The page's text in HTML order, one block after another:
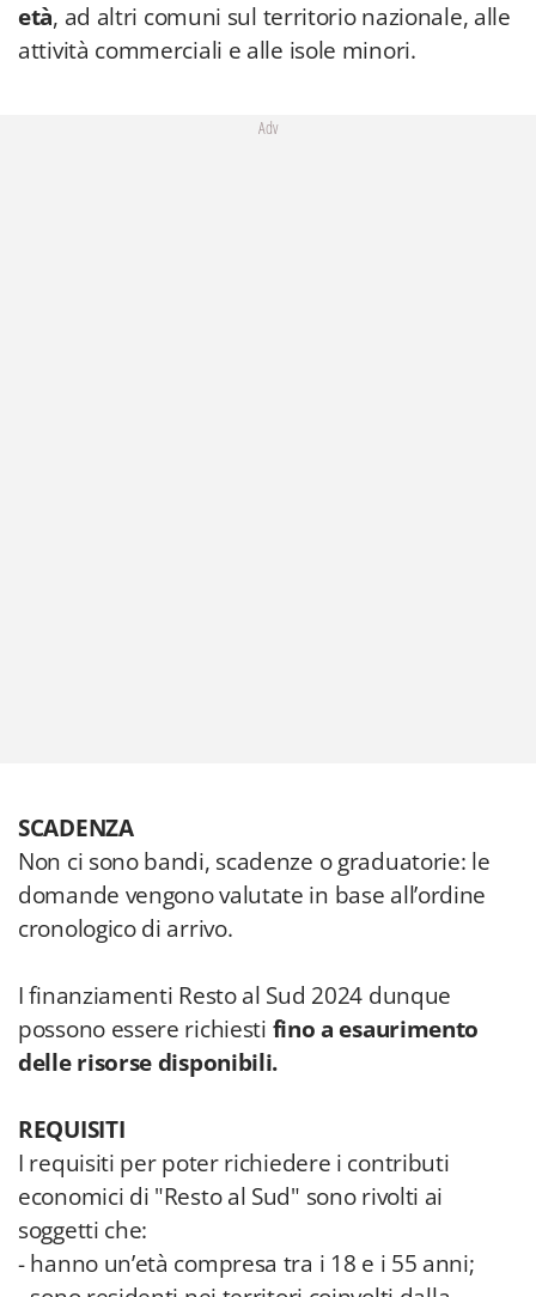
età, ad altri comuni sul territorio nazionale, alle
attività commerciali e alle isole minori.
Adv
SCADENZA
Non ci sono bandi, scadenze o graduatorie: le
domande vengono valutate in base all’ordine
cronologico di arrivo.
I finanziamenti Resto al Sud 2024 dunque
possono essere richiesti fino a esaurimento
delle risorse disponibili.
REQUISITI
I requisiti per poter richiedere i contributi
economici di "Resto al Sud" sono rivolti ai
soggetti che:
- hanno un’età compresa tra i 18 e i 55 anni;